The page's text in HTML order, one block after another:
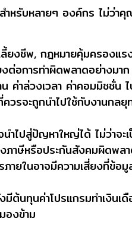
สำหรับหลายๆ องค์กร ไม่ว่
งชีพ, กฎหมายคุ้มครองแร
ต่อการทำผิดพลาดอย่างมาก
น ค่าล่วงเวลา ค่าคอมมิชชั่
ควรจะถูกนำไปใช้กับงานก
ไปสู่ปัญหาใหญ่ได้ ไม่ว่าจะเ
ภาษีหรือประกันสังคมผิดพล
ยในอาจมีความเสี่ยงที่ข้อมู
นทุนค่าโปรแกรมทำเงินเดื
องข้าม